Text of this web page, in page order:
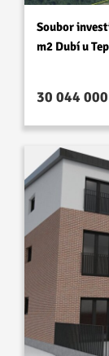
Soubor
m2 Dubí u
30 044 000